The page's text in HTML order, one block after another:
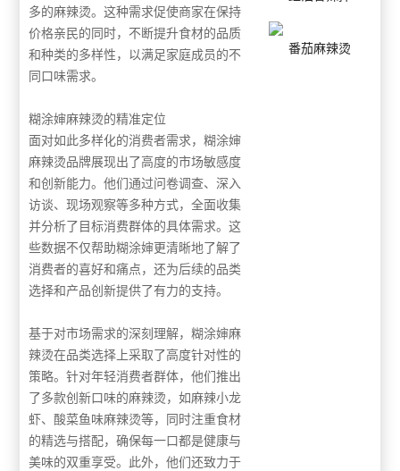
多的麻辣烫。这种需求促使商家在保持
价格亲民的同时，不断提升食材的品质
和种类的多样性，以满足家庭成员的不
同口味需求。
糊涂婶麻辣烫的精准定位
面对如此多样化的消费者需求，糊涂婶
麻辣烫品牌展现出了高度的市场敏感度
和创新能力。他们通过问卷调查、深入
访谈、现场观察等多种方式，全面收集
并分析了目标消费群体的具体需求。这
些数据不仅帮助糊涂婶更清晰地了解了
消费者的喜好和痛点，还为后续的品类
选择和产品创新提供了有力的支持。
基于对市场需求的深刻理解，糊涂婶麻
辣烫在品类选择上采取了高度针对性的
策略。针对年轻消费者群体，他们推出
了多款创新口味的麻辣烫，如麻辣小龙
虾、酸菜鱼味麻辣烫等，同时注重食材
的精选与搭配，确保每一口都是健康与
美味的双重享受。此外，他们还致力于
番茄麻辣烫